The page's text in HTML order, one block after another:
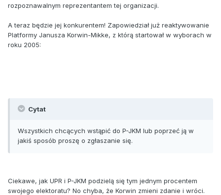
rozpoznawalnym reprezentantem tej organizacji.
A teraz będzie jej konkurentem! Zapowiedział już reaktywowanie
Platformy Janusza Korwin-Mikke, z którą startował w wyborach w
roku 2005:
Cytat
Wszystkich chcących wstąpić do P-JKM lub poprzeć ją w
jakiś sposób proszę o zgłaszanie się.
Ciekawe, jak UPR i P-JKM podzielą się tym jednym procentem
swojego elektoratu? No chyba, że Korwin zmieni zdanie i wróci.